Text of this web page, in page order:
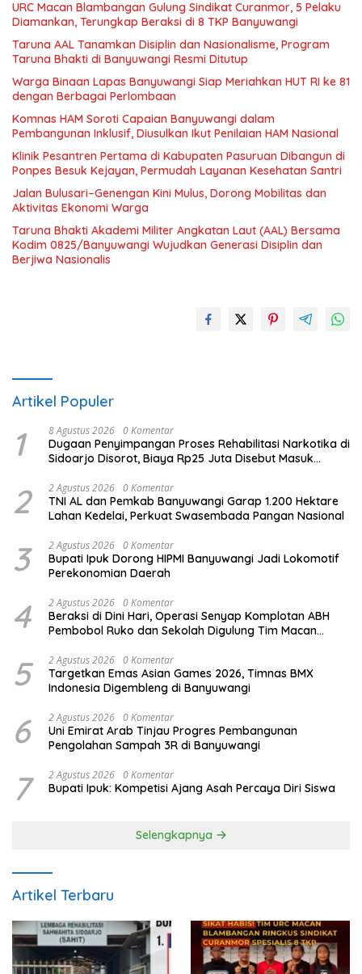
URC Macan Blambangan Gulung Sindikat Curanmor, 5 Pelaku
Diamankan, Terungkap Beraksi di 8 TKP Banyuwangi
Taruna AAL Tanamkan Disiplin dan Nasionalisme, Program
Taruna Bhakti di Banyuwangi Resmi Ditutup
Warga Binaan Lapas Banyuwangi Siap Meriahkan HUT RI ke 81
dengan Berbagai Perlombaan
Komnas HAM Soroti Capaian Banyuwangi dalam
Pembangunan Inklusif, Diusulkan Ikut Penilaian HAM Nasional
Klinik Pesantren Pertama di Kabupaten Pasuruan Dibangun di
Ponpes Besuk Kejayan, Permudah Layanan Kesehatan Santri
Jalan Bulusari–Genengan Kini Mulus, Dorong Mobilitas dan
Aktivitas Ekonomi Warga
Taruna Bhakti Akademi Militer Angkatan Laut (AAL) Bersama
Kodim 0825/Banyuwangi Wujudkan Generasi Disiplin dan
Berjiwa Nasionalis
Artikel Populer
1 8 Agustus 2026 0 Komentar
Dugaan Penyimpangan Proses Rehabilitasi Narkotika di
Sidoarjo Disorot, Biaya Rp25 Juta Disebut Masuk
2 2 Agustus 2026 0 Komentar
TNI AL dan Pemkab Banyuwangi Garap 1.200 Hektare
Lahan Kedelai, Perkuat Swasembada Pangan Nasional
3 2 Agustus 2026 0 Komentar
Bupati Ipuk Dorong HIPMI Banyuwangi Jadi Lokomotif
Perekonomian Daerah
4 2 Agustus 2026 0 Komentar
Beraksi di Dini Hari, Operasi Senyap Komplotan ABH
Pembobol Ruko dan Sekolah Digulung Tim Macan
5 2 Agustus 2026 0 Komentar
Targetkan Emas Asian Games 2026, Timnas BMX
Indonesia Digembleng di Banyuwangi
6 2 Agustus 2026 0 Komentar
Uni Emirat Arab Tinjau Progres Pembangunan
Pengolahan Sampah 3R di Banyuwangi
7 2 Agustus 2026 0 Komentar
Bupati Ipuk: Kompetisi Ajang Asah Percaya Diri Siswa
Selengkapnya
Artikel Terbaru